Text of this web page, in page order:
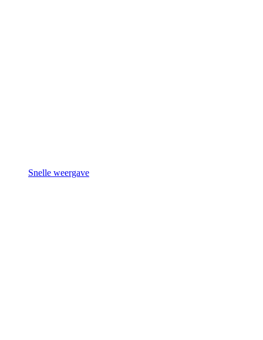
Snelle weergave